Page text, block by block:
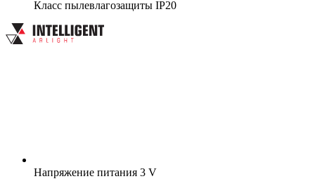
Класс пылевлагозащиты IP20
Напряжение питания 3 V